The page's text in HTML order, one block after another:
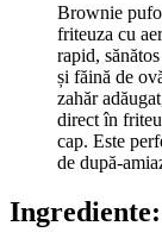
Brownie
friteuza cu
rapid,
și făină de
zahăr
direct în
cap. Este
de după-
Ingrediente: